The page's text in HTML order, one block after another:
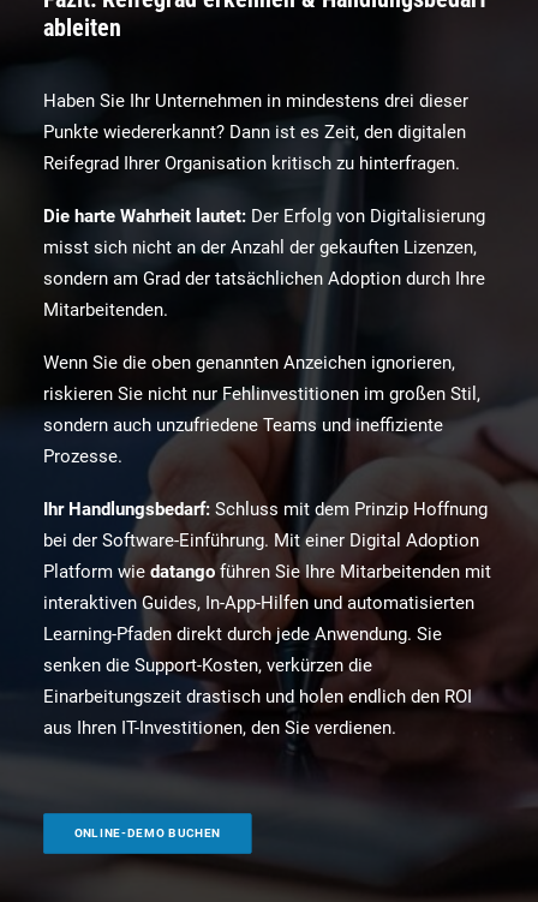
ableiten
Haben Sie Ihr Unternehmen in mindestens drei dieser
Punkte wiedererkannt? Dann ist es Zeit, den digitalen
Reifegrad Ihrer Organisation kritisch zu hinterfragen.
Die harte Wahrheit lautet: Der Erfolg von Digitalisierung
misst sich nicht an der Anzahl der gekauften Lizenzen,
sondern am Grad der tatsächlichen Adoption durch Ihre
Mitarbeitenden.
Wenn Sie die oben genannten Anzeichen ignorieren,
riskieren Sie nicht nur Fehlinvestitionen im großen Stil,
sondern auch unzufriedene Teams und ineffiziente
Prozesse.
Ihr Handlungsbedarf: Schluss mit dem Prinzip Hoffnung
bei der Software-Einführung. Mit einer Digital Adoption
Platform wie datango führen Sie Ihre Mitarbeitenden mit
interaktiven Guides, In-App-Hilfen und automatisierten
Learning-Pfaden direkt durch jede Anwendung. Sie
senken die Support-Kosten, verkürzen die
Einarbeitungszeit drastisch und holen endlich den ROI
aus Ihren IT-Investitionen, den Sie verdienen.
ONLINE-DEMO BUCHEN